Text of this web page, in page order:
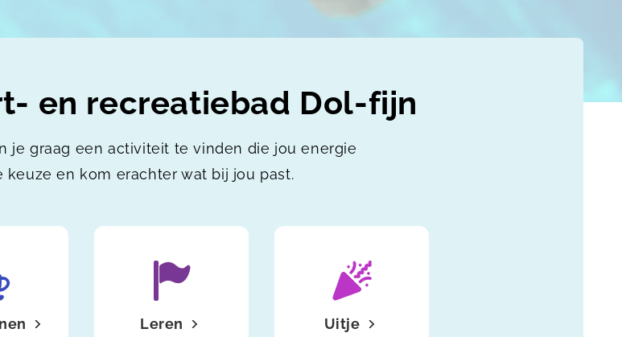
en recreatiebad Dol-fijn
je graag een activiteit te vinden die jou energie
keuze en kom erachter wat bij jou past.
Leren
Uitje